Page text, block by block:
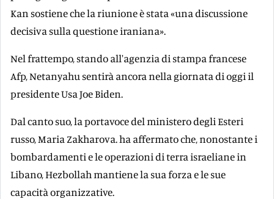
Kan sostiene che la riunione è stata «una discussione
decisiva sulla questione iraniana».
Nel frattempo, stando all'agenzia di stampa francese
Afp, Netanyahu sentirà ancora nella giornata di oggi il
presidente Usa Joe Biden.
Dal canto suo, la portavoce del ministero degli Esteri
russo, Maria Zakharova. ha affermato che, nonostante i
bombardamenti e le operazioni di terra israeliane in
Libano, Hezbollah mantiene la sua forza e le sue
capacità organizzative.